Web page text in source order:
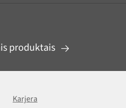
produktais
Karjera